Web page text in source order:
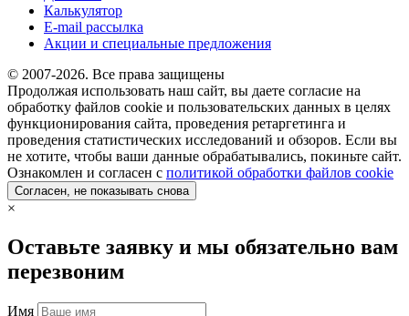
Калькулятор
E-mail рассылка
Акции и специальные предложения
© 2007-2026. Все права защищены
Продолжая использовать наш сайт, вы даете согласие на
обработку файлов cookie и пользовательских данных в целях
функционирования сайта, проведения ретаргетинга и
проведения статистических исследований и обзоров. Если вы
не хотите, чтобы ваши данные обрабатывались, покиньте сайт.
Ознакомлен и согласен с политикой обработки файлов cookie
Согласен, не показывать снова
×
Оставьте заявку и мы обязательно вам
перезвоним
Имя